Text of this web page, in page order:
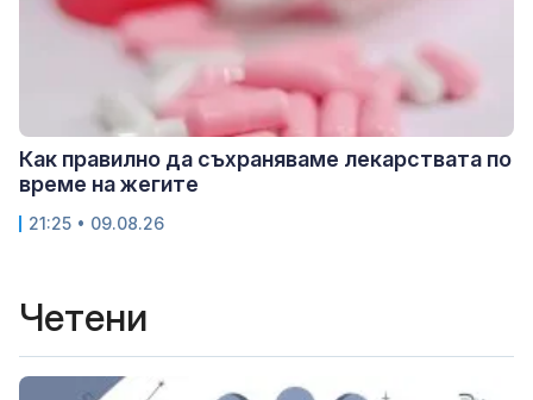
Как правилно да съхраняваме лекарствата по
време на жегите
21:25 • 09.08.26
Четени